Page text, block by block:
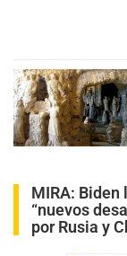
MIRA: Biden
“nuevos
por Rusia y